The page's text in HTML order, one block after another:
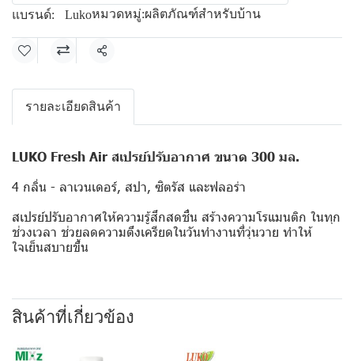
แบรนด์: Lukoหมวดหมู่:ผลิตภัณฑ์สำหรับบ้าน
แชร์
รายละเอียดสินค้า
LUKO Fresh Air สเปรย์ปรับอากาศ ขนาด 300 มล.
4 กลิ่น - ลาเวนเดอร์, สปา, ซิตรัส และฟลอร่า
สเปรย์ปรับอากาศให้ความรู้สึกสดชื่น สร้างความโรแมนติก ในทุก
ช่วงเวลา ช่วยลดความตึงเครียดในวันทำงานที่วุ่นวาย ทำให้
ใจเย็นสบายขึ้น
สินค้าที่เกี่ยวข้อง